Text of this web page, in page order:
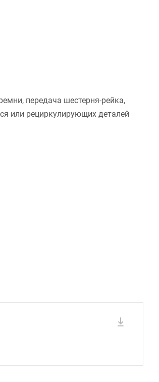
передача шестерня-рейка,
или рециркулирующих деталей